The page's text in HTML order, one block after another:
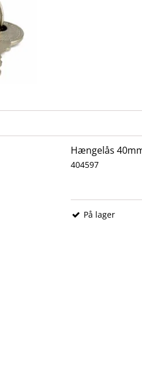
Hængelås
404597
På lager